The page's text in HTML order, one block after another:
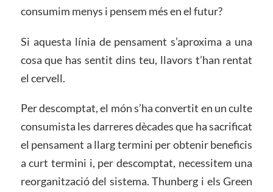
consumim menys i pensem més en el futur?
Si aquesta línia de pensament s’aproxima a una
cosa que has sentit dins teu, llavors t’han rentat
el cervell.
Per descomptat, el món s’ha convertit en un culte
consumista les darreres dècades que ha sacrificat
el pensament a llarg termini per obtenir beneficis
a curt termini i, per descomptat, necessitem una
reorganització del sistema. Thunberg i els Green